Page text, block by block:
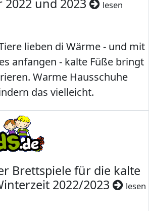
2022 und 2023 lesen
lieben di Wärme - und mit
anfangen - kalte Füße bringt
Warme Hausschuhe
das vielleicht.
Brettspiele für die kalte
2022/2023
lesen